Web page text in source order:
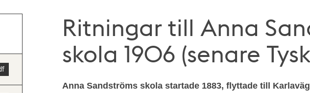
Ritningar till Anna
skola 1906 (senare
Anna Sandströms skola startade 1883, flyttade till